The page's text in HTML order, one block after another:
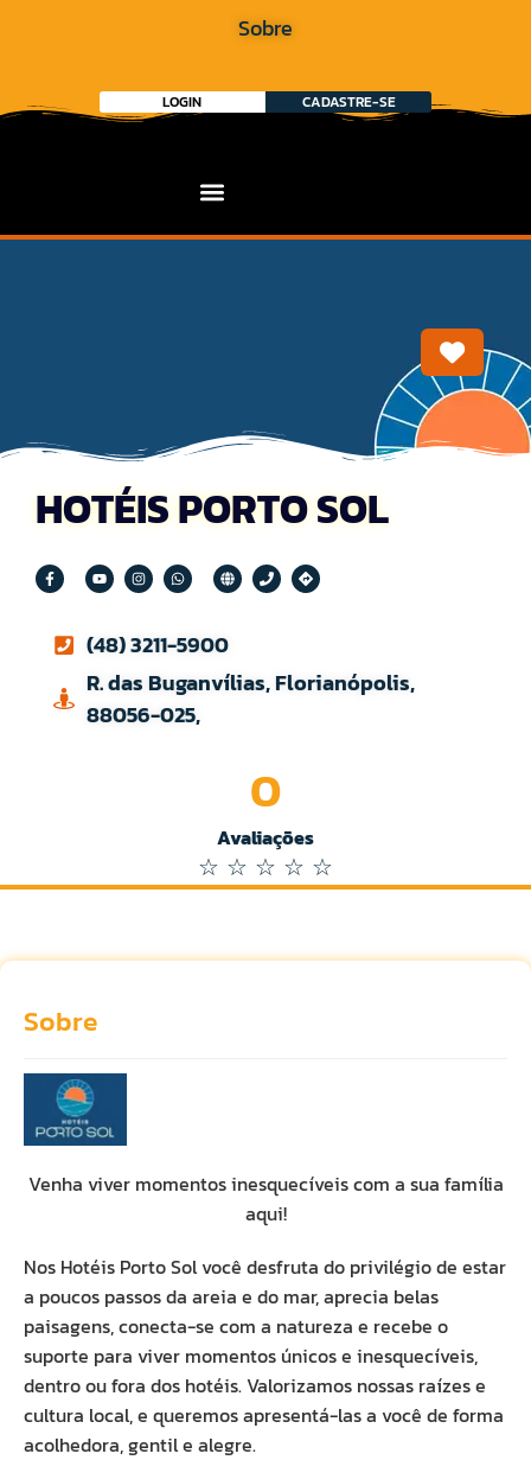
Sobre
LOGIN CADASTRE-SE
HOTÉIS PORTO SOL
(48) 3211-5900
R. das Buganvílias, Florianópolis,
88056-025,
Avaliações
0
☆ ☆ ☆ ☆ ☆
Sobre
Venha viver momentos inesquecíveis com a sua família
aqui!
Nos Hotéis Porto Sol você desfruta do privilégio de estar
a poucos passos da areia e do mar, aprecia belas
paisagens, conecta-se com a natureza e recebe o
suporte para viver momentos únicos e inesquecíveis,
dentro ou fora dos hotéis. Valorizamos nossas raízes e
cultura local, e queremos apresentá-las a você de forma
acolhedora, gentil e alegre.